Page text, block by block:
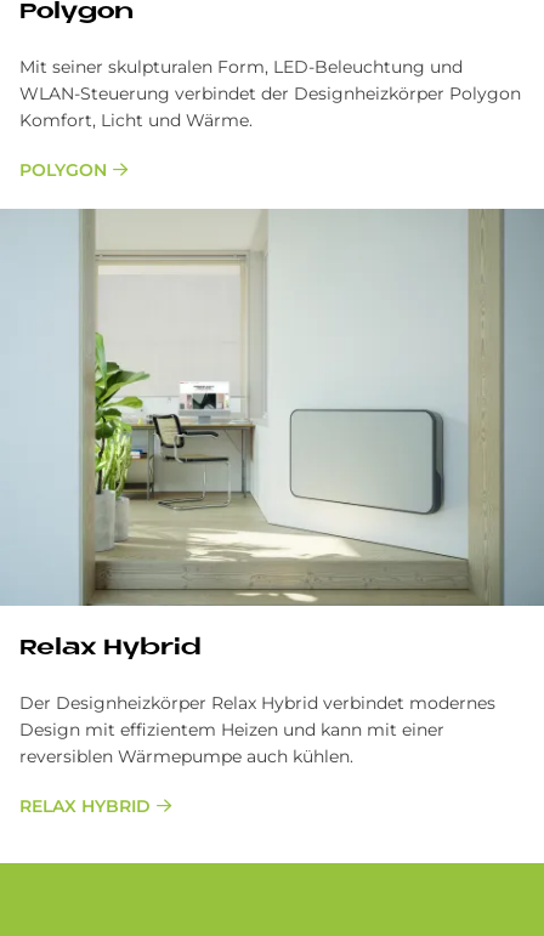
Polygon
Mit seiner skulpturalen Form, LED-Beleuchtung und
WLAN-Steuerung verbindet der Designheizkörper Polygon
Komfort, Licht und Wärme.
POLYGON
Relax Hybrid
Der Designheizkörper Relax Hybrid verbindet modernes
Design mit effizientem Heizen und kann mit einer
reversiblen Wärmepumpe auch kühlen.
RELAX HYBRID